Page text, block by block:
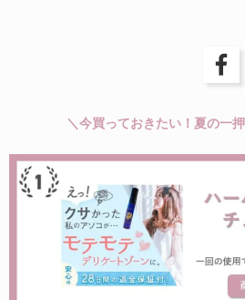
＼今買っておきたい！夏の一